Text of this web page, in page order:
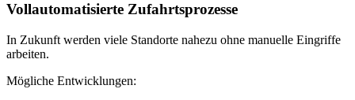
Vollautomatisierte Zufahrtsprozesse
In Zukunft werden viele Standorte nahezu ohne manuelle Eingriffe
arbeiten.
Mögliche Entwicklungen: